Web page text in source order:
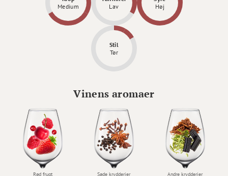
Medium
Lav
Høj
Stil
Tør
Vinens aromaer
Rød frugt Søde krydderier Andre krydderier